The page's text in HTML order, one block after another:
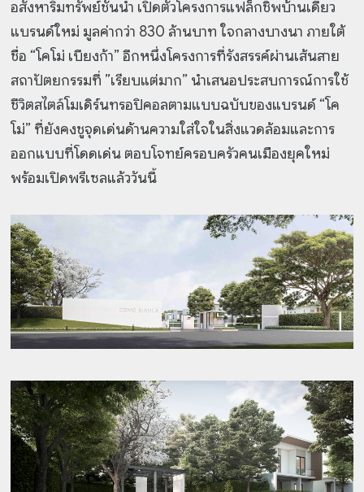
อสังหาริมทรัพย์ชั้นนำ เปิดตัวโครงการแฟล็กชิพบ้านเดี่ยว
แบรนด์ใหม่ มูลค่ากว่า 830 ล้านบาท ใจกลางบางนา ภายใต้
ชื่อ “โคโม่ เบียงก้า” อีกหนึ่งโครงการที่รังสรรค์ผ่านเส้นสาย
สถาปัตยกรรมที่ ”เรียบแต่มาก” นำเสนอประสบการณ์การใช้
ชีวิตสไตล์โมเดิร์นทรอปิคอลตามแบบฉบับของแบรนด์ “โค
โม่” ที่ยังคงชูจุดเด่นด้านความใส่ใจในสิ่งแวดล้อมและการ
ออกแบบที่โดดเด่น ตอบโจทย์ครอบครัวคนเมืองยุคใหม่
พร้อมเปิดพรีเซลแล้ววันนี้